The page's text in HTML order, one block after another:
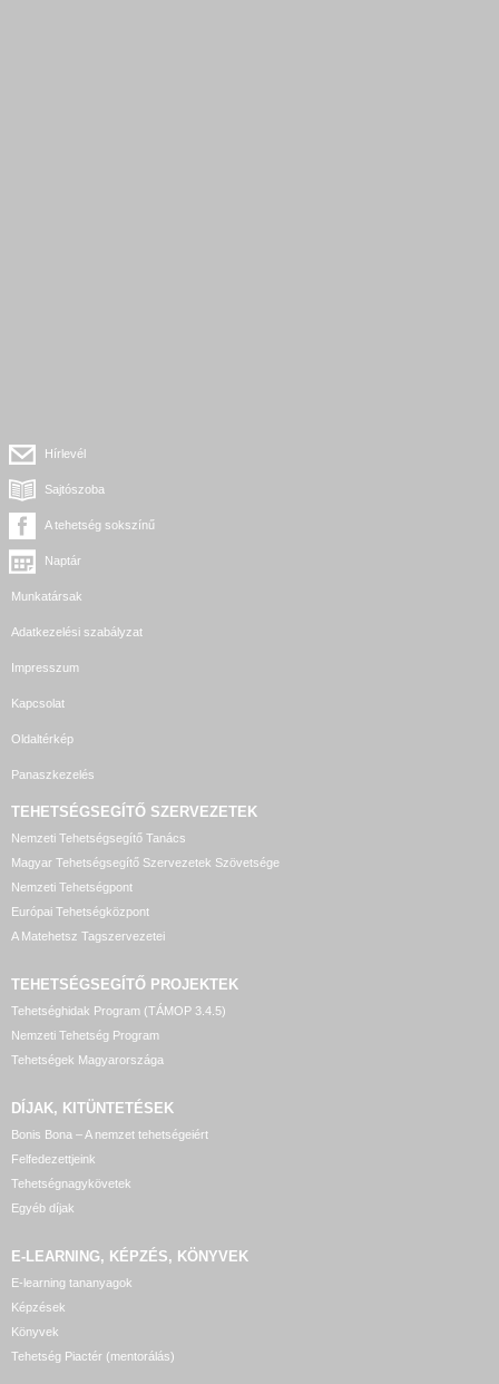
Hírlevél
Sajtószoba
A tehetség sokszínű
Naptár
Munkatársak
Adatkezelési szabályzat
Impresszum
Kapcsolat
Oldaltérkép
Panaszkezelés
TEHETSÉGSEGÍTŐ SZERVEZETEK
Nemzeti Tehetségsegítő Tanács
Magyar Tehetségsegítő Szervezetek Szövetsége
Nemzeti Tehetségpont
Európai Tehetségközpont
A Matehetsz Tagszervezetei
TEHETSÉGSEGÍTŐ PROJEKTEK
Tehetséghidak Program (TÁMOP 3.4.5)
Nemzeti Tehetség Program
Tehetségek Magyarországa
DÍJAK, KITÜNTETÉSEK
Bonis Bona – A nemzet tehetségeiért
Felfedezettjeink
Tehetségnagykövetek
Egyéb díjak
E-LEARNING, KÉPZÉS, KÖNYVEK
E-learning tananyagok
Képzések
Könyvek
Tehetség Piactér (mentorálás)